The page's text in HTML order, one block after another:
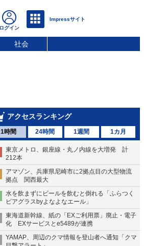
社会
アクセスランキング
1時間 24時間 1週間 1カ月
東京メトロ、銀座線・丸ノ内線を大増発 計
212本
アマゾン、兵庫県尼崎市に2拠点目の大型物流
拠点 関西最大
水を飲まずにビールを飲むと倒れる「ふらつく
ビアグラスbyよなよなエール」
東海道新幹線、紙の「EXご利用票」廃止・電子
化 EXサービスとe5489が連携
YAMAP、周辺のクマ情報を登山者へ通知「クマ